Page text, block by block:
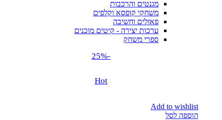
מגנטים והרכבות
משחקי קופסא וקלפים
פאזלים וחשיבה
ערכות יצירה - קיטים מוכנים
ספרי משחק
-25%
Hot
Add to wishlist
הוספה לסל